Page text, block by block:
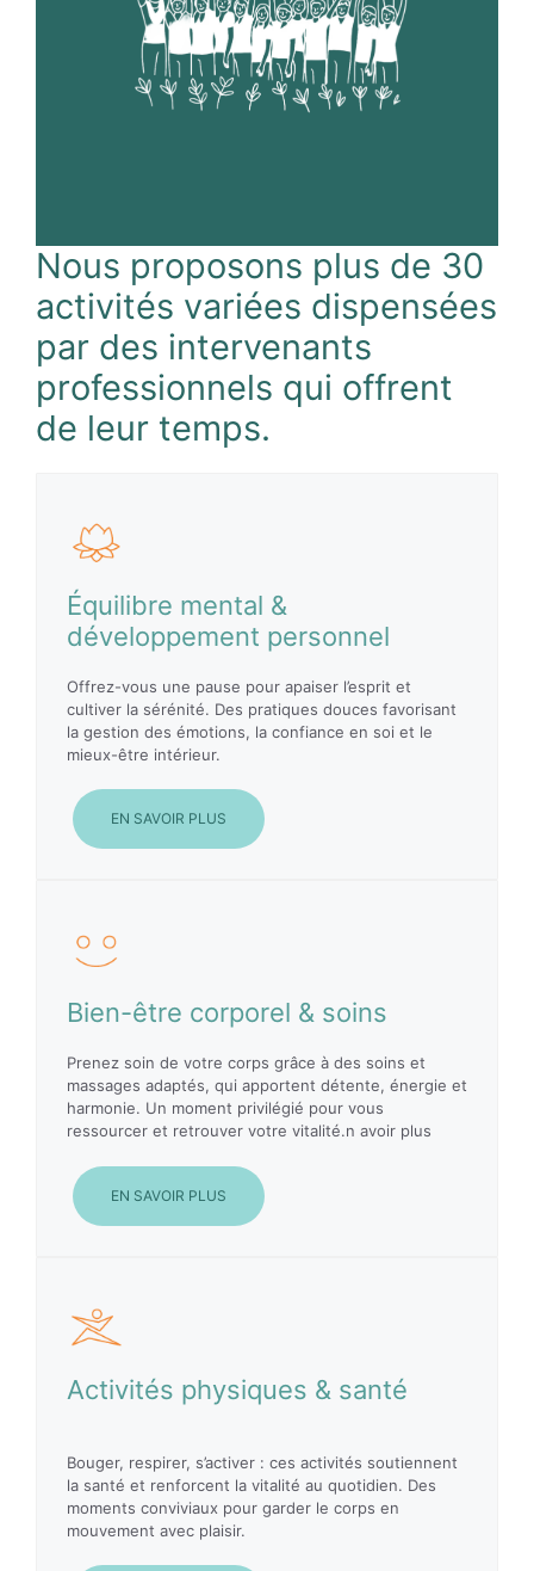
Nous proposons plus de 30
activités variées dispensées
par des intervenants
professionnels qui offrent
de leur temps.
Équilibre mental &
développement personnel
Offrez-vous une pause pour apaiser l’esprit et
cultiver la sérénité. Des pratiques douces favorisant
la gestion des émotions, la confiance en soi et le
mieux-être intérieur.
EN SAVOIR PLUS
Bien-être corporel & soins
Prenez soin de votre corps grâce à des soins et
massages adaptés, qui apportent détente, énergie et
harmonie. Un moment privilégié pour vous
ressourcer et retrouver votre vitalité.n avoir plus
EN SAVOIR PLUS
Activités physiques & santé
Bouger, respirer, s’activer : ces activités soutiennent
la santé et renforcent la vitalité au quotidien. Des
moments conviviaux pour garder le corps en
mouvement avec plaisir.